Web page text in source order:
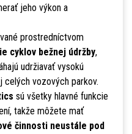
jeho výkon a
prostredníctvom
cyklov bežnej údržby,
udržiavať vysokú
vozových parkov.
sú všetky hlavné funkcie
takže môžete mať
činnosti neustále pod